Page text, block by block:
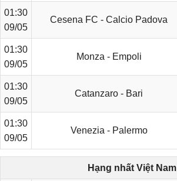
01:30
09/05
Cesena FC - Calcio Padova
01:30
09/05
Monza - Empoli
01:30
09/05
Catanzaro - Bari
01:30
09/05
Venezia - Palermo
Hạng nhất Việt Nam